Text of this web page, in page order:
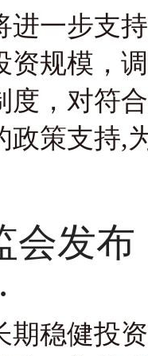
进一步支
资规模，
度，对符
政策支持,
会发
期稳健投